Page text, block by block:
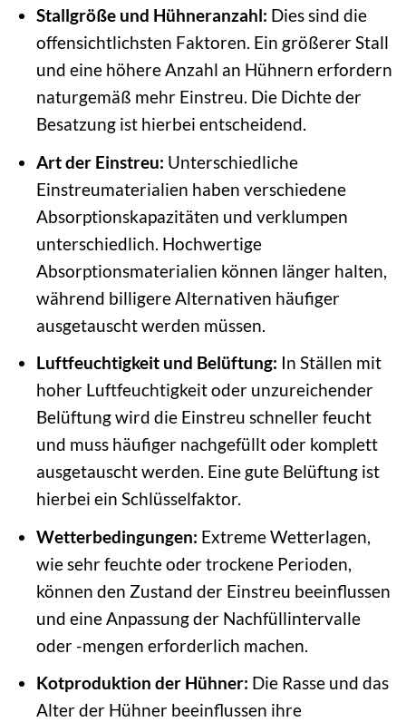
Stallgröße und Hühneranzahl: Dies sind die
offensichtlichsten Faktoren. Ein größerer Stall
und eine höhere Anzahl an Hühnern erfordern
naturgemäß mehr Einstreu. Die Dichte der
Besatzung ist hierbei entscheidend.
Art der Einstreu: Unterschiedliche
Einstreumaterialien haben verschiedene
Absorptionskapazitäten und verklumpen
unterschiedlich. Hochwertige
Absorptionsmaterialien können länger halten,
während billigere Alternativen häufiger
ausgetauscht werden müssen.
Luftfeuchtigkeit und Belüftung: In Ställen mit
hoher Luftfeuchtigkeit oder unzureichender
Belüftung wird die Einstreu schneller feucht
und muss häufiger nachgefüllt oder komplett
ausgetauscht werden. Eine gute Belüftung ist
hierbei ein Schlüsselfaktor.
Wetterbedingungen: Extreme Wetterlagen,
wie sehr feuchte oder trockene Perioden,
können den Zustand der Einstreu beeinflussen
und eine Anpassung der Nachfüllintervalle
oder -mengen erforderlich machen.
Kotproduktion der Hühner: Die Rasse und das
Alter der Hühner beeinflussen ihre